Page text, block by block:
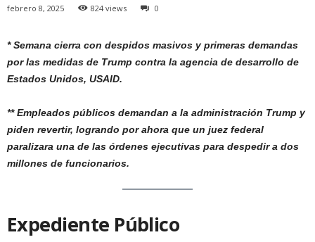
febrero 8, 2025 824 views 0
* Semana cierra con despidos masivos y primeras demandas
por las medidas de Trump contra la agencia de desarrollo de
Estados Unidos, USAID.
** Empleados públicos demandan a la administración Trump y
piden revertir, logrando por ahora que un juez federal
paralizara una de las órdenes ejecutivas para despedir a dos
millones de funcionarios.
Expediente Público